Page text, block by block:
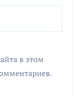
в этом